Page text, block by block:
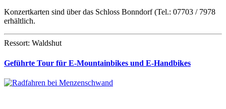
Konzertkarten sind über das Schloss Bonndorf (Tel.: 07703 / 7978
erhältlich.
Ressort: Waldshut
Geführte Tour für E-Mountainbikes und E-Handbikes